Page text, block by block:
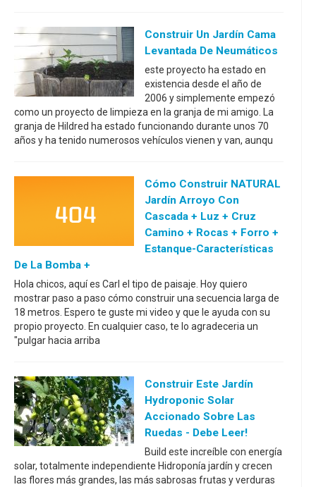
Construir Un Jardín Cama
Levantada De Neumáticos
este proyecto ha estado en
existencia desde el año de
2006 y simplemente empezó
como un proyecto de limpieza en la granja de mi amigo. La
granja de Hildred ha estado funcionando durante unos 70
años y ha tenido numerosos vehículos vienen y van, aunqu
Cómo Construir NATURAL
Jardín Arroyo Con
Cascada + Luz + Cruz
Camino + Rocas + Forro +
Estanque-Características
De La Bomba +
Hola chicos, aquí es Carl el tipo de paisaje. Hoy quiero
mostrar paso a paso cómo construir una secuencia larga de
18 metros. Espero te guste mi video y que le ayuda con su
propio proyecto. En cualquier caso, te lo agradeceria un
"pulgar hacia arriba
Construir Este Jardín
Hydroponic Solar
Accionado Sobre Las
Ruedas - Debe Leer!
Build este increíble con energía
solar, totalmente independiente Hidroponía jardín y crecen
las flores más grandes, las más sabrosas frutas y verduras